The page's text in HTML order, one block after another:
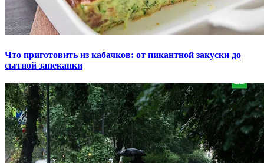
Что приготовить из кабачков: от пикантной закуски до
сытной запеканки